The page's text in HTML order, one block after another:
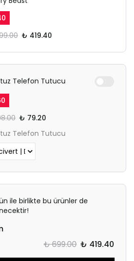
₺ 419.40
Telefon Tutucu
₺ 79.20
Telefon Tutucu
ile birlikte bu ürünler de
₺ 699.00 ₺ 419.40
GİZLİ SEKME
UYARISI
gizli sekmede
normal Safari
giriş yapın.